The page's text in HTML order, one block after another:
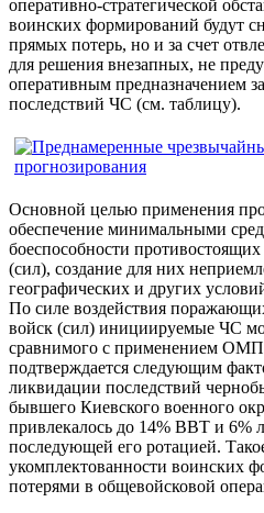
оперативно-стратегической
воинских формирований будут
прямых потерь, но и за счет
для решения внезапных, не
оперативным предназначением
последствий ЧС (см. таблицу).
Основной целью применения
обеспечение минимальными
боеспособности
(сил), создание для них
географических и других
По силе воздействия
войск (сил) инициируемые ЧС
сравнимого с применением
подтверждается следующим
ликвидации последствий
бывшего Киевского военного
привлекалось до 14% ВВТ и 6%
последующей его ротацией.
укомплектованности воинских
потерями в общевойсковой